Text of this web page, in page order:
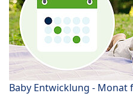
Baby Entwicklung - Monat